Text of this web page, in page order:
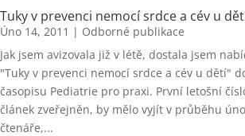
Tuky v prevenci nemocí srdce a cév u
Úno 14, 2011 | Odborné publikace
Jak jsem avizovala již v létě, dostala jsem
"Tuky v prevenci nemocí srdce a cév u dětí"
časopisu Pediatrie pro praxi. První letošní
článek zveřejněn, by mělo vyjít v průběhu
čtenáře,...